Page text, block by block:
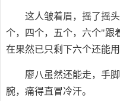
这人皱着眉，摇了摇
个，四个，五个，六个"跟
在果然已只剩下六个还能
廖八虽然还能走，手
腕，痛得直冒冷汗。